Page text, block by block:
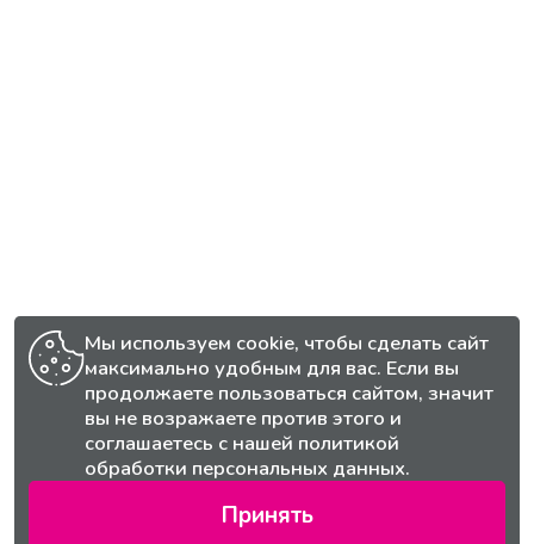
Мы используем cookie, чтобы сделать сайт
максимально удобным для вас. Если вы
продолжаете пользоваться сайтом, значит
вы не возражаете против этого и
соглашаетесь с нашей политикой
обработки персональных данных.
Принять